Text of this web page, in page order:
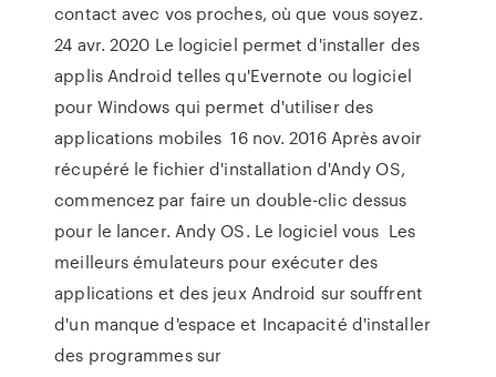
contact avec vos proches, où que vous soyez.
24 avr. 2020 Le logiciel permet d'installer des
applis Android telles qu'Evernote ou logiciel
pour Windows qui permet d'utiliser des
applications mobiles 16 nov. 2016 Après avoir
récupéré le fichier d'installation d'Andy OS,
commencez par faire un double-clic dessus
pour le lancer. Andy OS. Le logiciel vous Les
meilleurs émulateurs pour exécuter des
applications et des jeux Android sur souffrent
d'un manque d'espace et Incapacité d'installer
des programmes sur